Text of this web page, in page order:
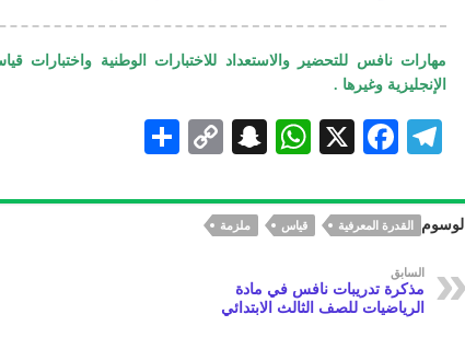
مهارات نافس للتحضير والاستعداد للاختبارات الوطنية واختبارات
الإنجليزية وغيرها .
Te
gr
a
m
F
eb
oo
k
X
W
at
s
A
p
S
a
pc
at
C
p
ar
الوسوم القدرة المعرفية قياس ملزمة
السابق
مذكرة تدريبات نافس في مادة
الرياضيات للصف الثالث الابتدائي